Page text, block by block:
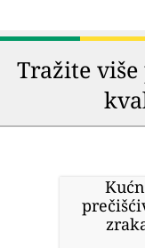
Tražite